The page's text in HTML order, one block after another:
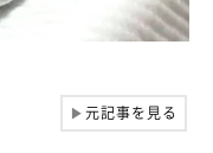
▶元記事を見る